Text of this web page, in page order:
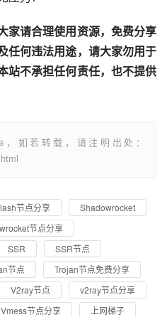
家请合理使用资源，免费分享
任何违法用途，请大家勿用于
站不承担任何责任，也不提供
，如若转载，请注明出处：
节点分享
Shadowrocket
节点分享
SSR
SSR节点
节点
Trojan节点免费分享
V2ray节点
v2ray节点分享
Vmess节点分享
上网梯子